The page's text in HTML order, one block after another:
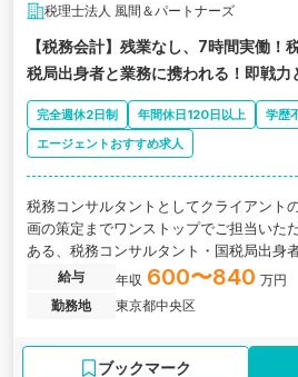
税理士法人 風間＆パートナーズ
【税務会計】残業なし、7時間実働！
税局出身者と業務に携われる！即戦力
完全週休2日制 年間休日120日以上 学歴
エージェントおすすめ求人
税務コンサルタントとしてクライアント
画の策定までワンストップでご担当いた
ある、税務コンサルタント・国税局出身
力として働ける税理士法人の求人です。
給与 年収 600〜840 万円
勤務地
東京都中央区
ブックマーク